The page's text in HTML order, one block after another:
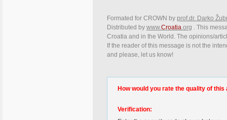
Formated for CROWN by prof.dr. Darko
Distributed by www.Croatia.org . This
Croatia and in the World. The opinions/
If the reader of this message is not the
and please, let us know!
How would you rate the quality of this
Verification: